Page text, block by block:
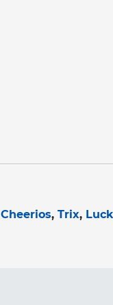
Cheerios Trix